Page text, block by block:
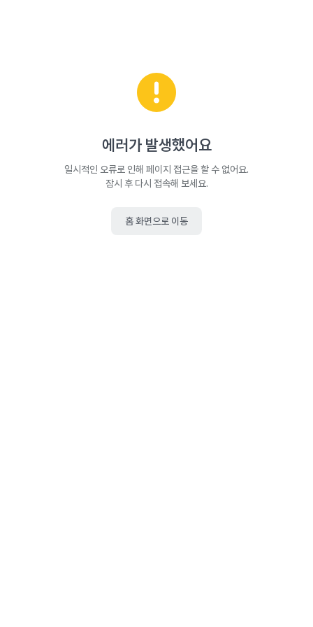
에러가 발생했어요
일시적인 오류로 인해 페이지 접근을 할 수 없어요.
잠시 후 다시 접속해 보세요.
홈 화면으로 이동